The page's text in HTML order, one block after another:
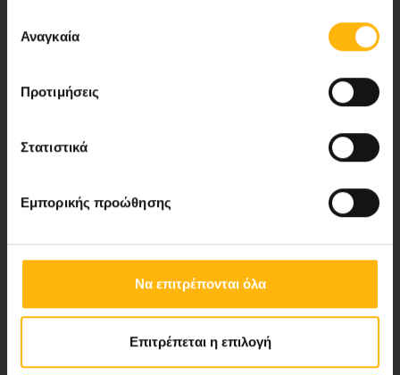
των υπηρεσιών τους.
συγκατάθεσης
Αναγκαία
Προτιμήσεις
Στατιστικά
Εμπορικής προώθησης
Να επιτρέπονται όλα
Επιτρέπεται η επιλογή
Νέα - Δελτία Τύπου
Blog
Video Gallery
My Life Magazine
Medical Directory
ΑΚΟΛΟΥΘΗΣΤΕ ΜΑΣ